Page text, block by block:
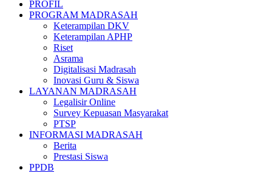
PROFIL
PROGRAM MADRASAH
Keterampilan DKV
Keterampilan APHP
Riset
Asrama
Digitalisasi Madrasah
Inovasi Guru & Siswa
LAYANAN MADRASAH
Legalisir Online
Survey Kepuasan Masyarakat
PTSP
INFORMASI MADRASAH
Berita
Prestasi Siswa
PPDB